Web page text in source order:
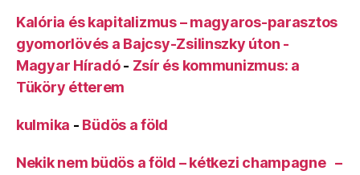
Kalória és kapitalizmus – magyaros-parasztos
gyomorlövés a Bajcsy-Zsilinszky úton -
Magyar Híradó- Zsír és kommunizmus: a
Tüköry étterem
kulmika - Büdös a föld
Nekik nem büdös a föld – kétkezi champagne –